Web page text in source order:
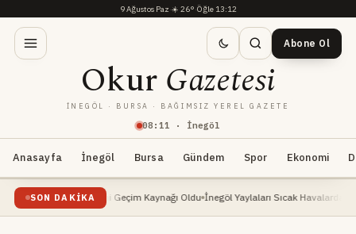
9 Ağustos Paz·☀️ 26°·Öğle 13:12
08 : 11 · İnegöl
OkurGazetesi
İNEGÖL · BURSA · BAĞIMSIZ YEREL GAZETE
Abone Ol
Anasayfa İnegöl Bursa Gündem Spor Ekonomi
SON DAKIKA
Yeni Geçim Kaynağı Oldu İnegöl Yaylaları Sıcak Havalarda Doğa